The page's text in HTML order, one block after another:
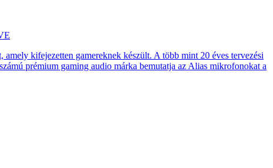
kifejezetten gamereknek készült. A több mint 20 éves tervezési
prémium gaming audio márka bemutatja az Alias mikrofonokat a